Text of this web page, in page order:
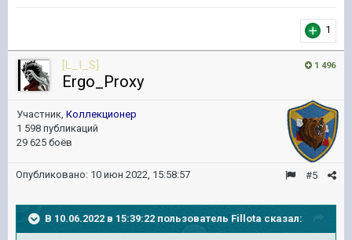
1
1 496
[L_I_S]
Ergo_Proxy
Участник, Коллекционер
1 598 публикаций
29 625 боёв
#5
Опубликовано: 10 июн 2022, 15:58:57
В 10.06.2022 в 15:39:22 пользователь Fillota сказал: